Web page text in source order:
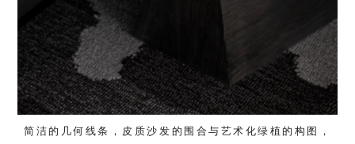
简洁的几何线条，皮质沙发的围合与艺术化绿植的构图，